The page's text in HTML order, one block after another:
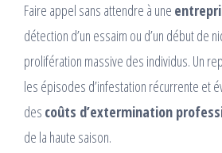
Faire appel sans attendre à une
détection d’un essaim ou d’un début de
prolifération massive des individus. Un
les épisodes d’infestation récurrente et
des coûts d’extermination
de la haute saison.